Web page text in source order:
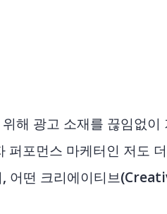
해 광고 소재를 끊임없이
퍼포먼스 마케터인 저도
어떤 크리에이티브